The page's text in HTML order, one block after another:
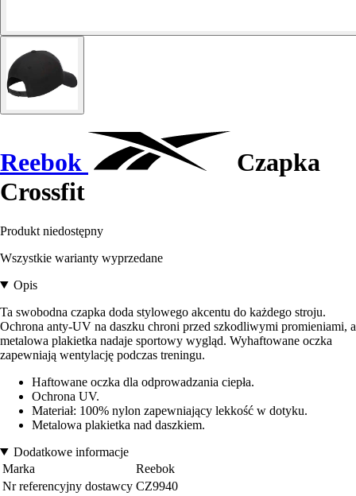
Reebok
Czapka
Crossfit
Produkt niedostępny
Wszystkie warianty wyprzedane
Opis
Ta swobodna czapka doda stylowego akcentu do każdego stroju.
Ochrona anty-UV na daszku chroni przed szkodliwymi promieniami, a
metalowa plakietka nadaje sportowy wygląd. Wyhaftowane oczka
zapewniają wentylację podczas treningu.
Haftowane oczka dla odprowadzania ciepła.
Ochrona UV.
Materiał: 100% nylon zapewniający lekkość w dotyku.
Metalowa plakietka nad daszkiem.
Dodatkowe informacje
Marka
Reebok
Nr referencyjny dostawcy CZ9940